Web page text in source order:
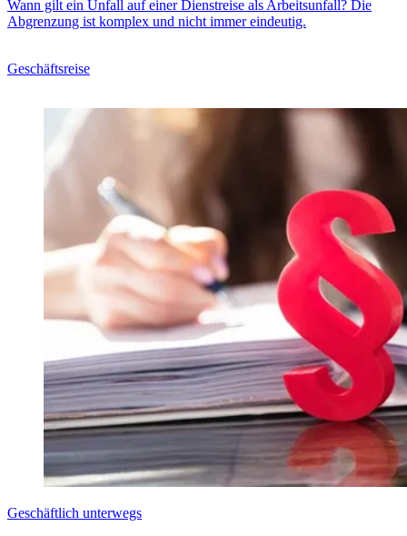
Wann gilt ein Unfall auf einer Dienstreise als Arbeitsunfall? Die
Abgrenzung ist komplex und nicht immer eindeutig.
Geschäftsreise
Geschäftlich unterwegs